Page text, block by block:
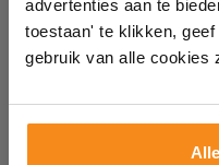
advertenties aan te
toestaan' te klikken,
gebruik van alle cookies
120,58
99,65
ervaren adviseurs
tegels & sanitair
op